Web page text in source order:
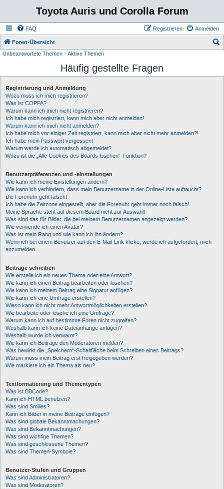
Toyota Auris und Corolla Forum
FAQ Anmelden
Registrieren
Foren-Übersicht
h
Unbeantwortete Themen Aktive Themen
Häufig gestellte Fragen
Registrierung und Anmeldung
Wozu muss ich mich registrieren?
Was ist COPPA?
Warum kann ich mich nicht registrieren?
Ich habe mich registriert, kann mich aber nicht anmelden!
Warum kann ich mich nicht anmelden?
Ich habe mich vor einiger Zeit registriert, kann mich aber nicht mehr anmelden?!
Ich habe mein Passwort vergessen!
Warum werde ich automatisch abgemeldet?
Wozu ist die „Alle Cookies des Boards löschen“-Funktion?
Benutzerpräferenzen und -einstellungen
Wie kann ich meine Einstellungen ändern?
Wie kann ich verhindern, dass mein Benutzername in der Online-Liste auftaucht?
Die Forenuhr geht falsch!
Ich habe die Zeitzone eingestellt, aber die Forenuhr geht immer noch falsch!
Meine Sprache steht auf diesem Board nicht zur Auswahl!
Was sind das für Bilder, die bei meinem Benutzernamen angezeigt werden?
Wie verwende ich einen Avatar?
Was ist mein Rang und wie kann ich ihn ändern?
Wenn ich bei einem Benutzer auf den E-Mail-Link klicke, werde ich aufgefordert, mich
anzumelden.
Beiträge schreiben
Wie erstelle ich ein neues Thema oder eine Antwort?
Wie kann ich einen Beitrag bearbeiten oder löschen?
Wie kann ich meinem Beitrag eine Signatur anfügen?
Wie kann ich eine Umfrage erstellen?
Wieso kann ich nicht mehr Antwortmöglichkeiten erstellen?
Wie bearbeite oder lösche ich eine Umfrage?
Warum kann ich auf bestimmte Foren nicht zugreifen?
Weshalb kann ich keine Dateianhänge anfügen?
Weshalb wurde ich verwarnt?
Wie kann ich Beiträge den Moderatoren melden?
Was bewirkt die „Speichern“-Schaltfläche beim Schreiben eines Beitrags?
Warum muss mein Beitrag erst freigegeben werden?
Wie markiere ich ein Thema als neu?
Textformatierung und Thementypen
Was ist BBCode?
Kann ich HTML benutzen?
Was sind Smilies?
Kann ich Bilder in meine Beiträge einfügen?
Was sind globale Bekanntmachungen?
Was sind Bekanntmachungen?
Was sind wichtige Themen?
Was sind geschlossene Themen?
Was sind Themen-Symbole?
Benutzer-Stufen und Gruppen
Was sind Administratoren?
Was sind Moderatoren?